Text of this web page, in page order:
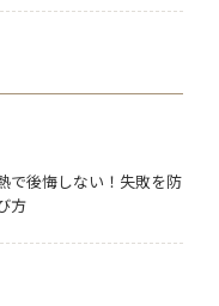
で後悔しない！失敗を防
方